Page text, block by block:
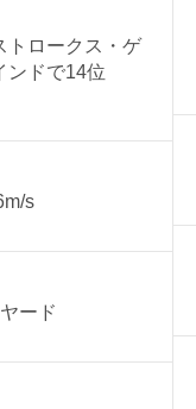
トロークス・ゲ
ンドで14位
s
ード